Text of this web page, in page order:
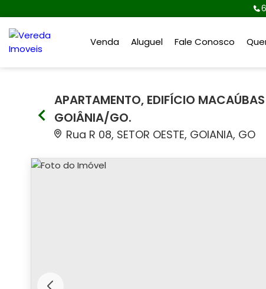
Venda Aluguel Fale Conosco
APARTAMENTO, EDIFÍCIO
GOIÂNIA/GO.
Rua R 08, SETOR OESTE, GOIANIA, GO